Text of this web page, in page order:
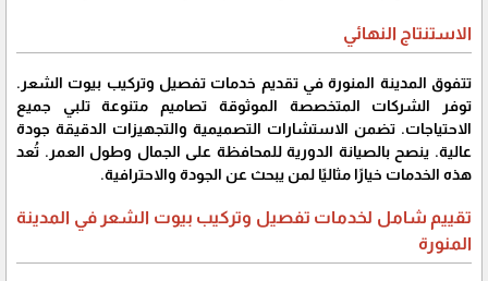
الاستنتاج النهائي
تتفوق المدينة المنورة في تقديم خدمات تفصيل وتركيب بيوت الشعر.
توفر الشركات المتخصصة الموثوقة تصاميم متنوعة تلبي جميع
الاحتياجات. تضمن الاستشارات التصميمية والتجهيزات الدقيقة جودة
عالية. ينصح بالصيانة الدورية للمحافظة على الجمال وطول العمر. تُعد
هذه الخدمات خيارًا مثاليًا لمن يبحث عن الجودة والاحترافية.
تقييم شامل لخدمات تفصيل وتركيب بيوت الشعر في المدينة
المنورة